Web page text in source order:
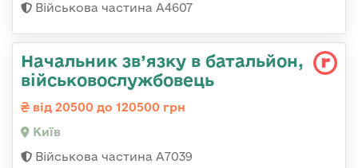
Військова частина А4607
Начальник зв’язку в батальйон,
військовослужбовець
від 20500 до 120500 грн
Київ
Військова частина А7039